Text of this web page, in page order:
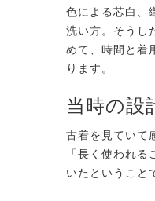
色による芯白、
洗い方。そうし
めて、時間と着
ります。
当時の設
古着を見ていて
「長く使われ
いたということ